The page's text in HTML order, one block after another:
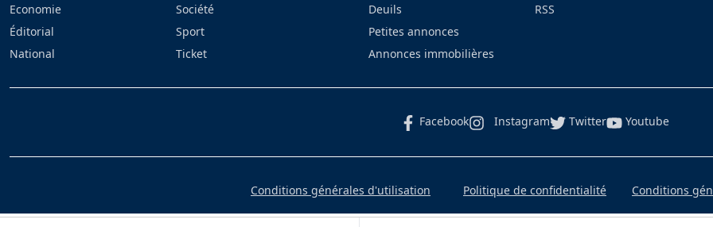
Economie
Éditorial
National
Société
Sport
Ticket
Deuils
Petites annonces
Annonces immobilières
RSS
Facebook Instagram Twitter Youtube
Conditions générales d'utilisation Politique de confidentialité Conditions